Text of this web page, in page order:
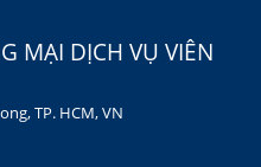
MẠI DỊCH VỤ VIÊN
TP. HCM, VN